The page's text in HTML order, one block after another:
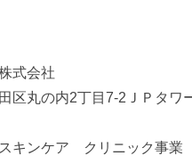
会社
の内2丁目7-2ＪＰタワ
ケア クリニック事業